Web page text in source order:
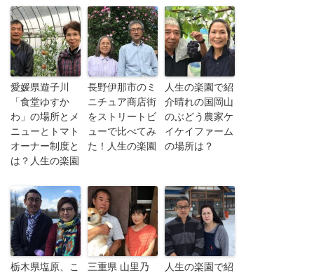
愛媛県遊子川
「食堂ゆすか
わ」の場所とメ
ニューとトマト
オーナー制度と
は？人生の楽園
長野伊那市のミ
ニチュア商店街
をストリートビ
ューで比べてみ
た！人生の楽園
人生の楽園で紹
介晴れの国岡山
のぶどう農家ケ
イケイファーム
の場所は？
栃木県塩原、こ
三重県 山里乃
人生の楽園で紹